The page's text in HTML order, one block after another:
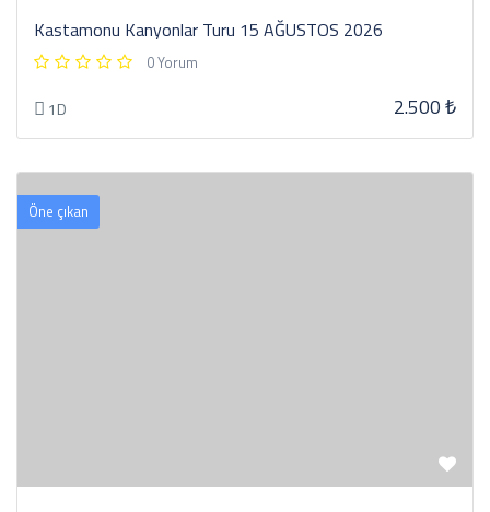
Kastamonu Kanyonlar Turu 15 AĞUSTOS 2026
0 Yorum
1D 2.500 ₺
Öne çıkan